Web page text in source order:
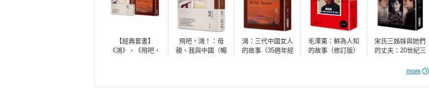
各種事件對中國人民的影響和衝擊。」
——《基督教科學箴言報》
「張戎的《鴻》在描寫中國的書中是個里程碑……任何一個看過這本書的人都不再是同樣一個人。」
——《金融報》
「這本書是注定要成為世界性暢銷書的。《鴻》是本巨著，在這之前，還沒有出版過這類書。筆調驚
人地輕鬆，但卻科學般的嚴謹。特別值得一提的是，這樣一個非同尋常的成就是由一位中國作家取得
【經典套書】
《鴻》、《飛吧，
飛吧，鴻！：母
親、我與中國（暢
鴻：三代中國女人
的故事（35週年經
毛澤東：鮮為人知
的故事（修訂版）
宋氏三姊妹與她們
的丈夫：20世紀三
動盪百年的中國現
more